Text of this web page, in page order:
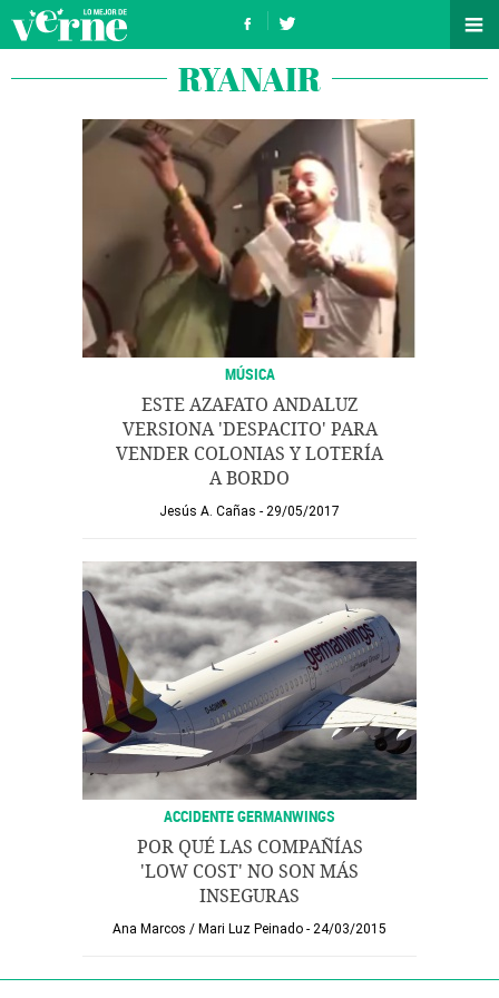
RYANAIR
MÚSICA
ESTE AZAFATO ANDALUZ
VERSIONA 'DESPACITO' PARA
VENDER COLONIAS Y LOTERÍA
A BORDO
Jesús A. Cañas 29/05/2017
ACCIDENTE GERMANWINGS
POR QUÉ LAS COMPAÑÍAS
'LOW COST' NO SON MÁS
INSEGURAS
Ana Marcos / Mari Luz Peinado 24/03/2015